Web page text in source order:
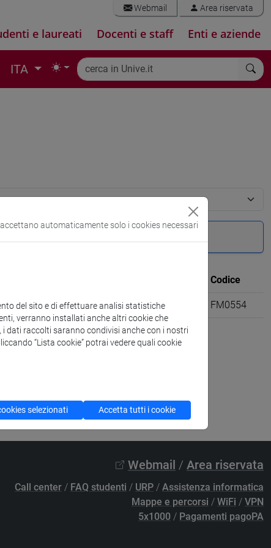
Webmail Area riservata
e laureati Docenti e staff Enti e aziende
ITA
Codice
FM0554
Webmail / Area riservata
Call center / FAQ studenti / URP / Assistenza informatica
Mappe e percorsi / WiFi / VPN
5x1000 / Pagamenti pagoPA
automaticamente solo i cookies necessari
del sito e di effettuare analisi statistiche
verranno installati anche altri cookie che
dati raccolti saranno condivisi anche con i nostri
“Lista cookie” potrai vedere quali cookie
selezionati Accetta tutti i cookie